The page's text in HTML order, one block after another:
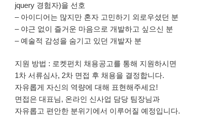
jquery 경험자)을 선호
– 아이디어는 많지만 혼자 고민하기 외로우셨던 분
– 야근 없이 즐거운 마음으로 개발하고 싶으신 분
– 예술적 감성을 숨기고 있던 개발자 분
지원 방법 : 로켓펀치 채용공고를 통해 지원하시면
1차 서류심사, 2차 면접 후 채용을 결정합니다.
자유롭게 자신의 역량에 대해 표현해주세요!
면접은 대표님, 온라인 신사업 담당 팀장님과
자유롭고 편안한 분위기에서 이루어질 예정입니다.